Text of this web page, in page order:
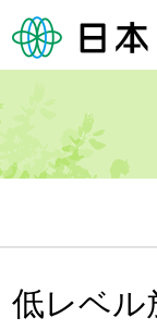
低レベル